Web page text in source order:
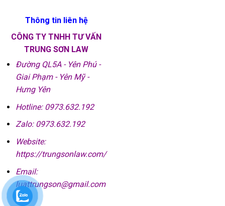
Thông tin liên hệ
CÔNG TY TNHH TƯ VẤN
TRUNG SƠN LAW
Đường QL5A - Yên Phú -
Giai Phạm - Yên Mỹ -
Hưng Yên
Hotline: 0973.632.192
Zalo: 0973.632.192
Website:
https://trungsonlaw.com/
Email:
luattrungson@gmail.com